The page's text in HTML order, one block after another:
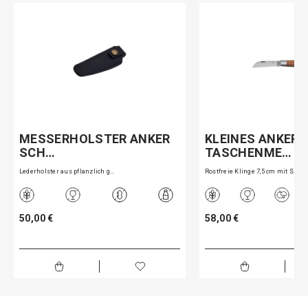
MESSERHOLSTER ANKER
SCH…
Lederholster aus pflanzlich g…
50,00 €
KLEINES ANKER
TASCHENME…
Rostfreie Klinge 7,5 cm mit S…
58,00 €